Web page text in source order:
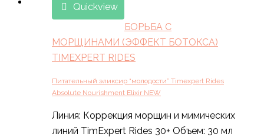
Quickview
БОРЬБА С
МОРЩИНАМИ (ЭФФЕКТ БОТОКСА)
TIMEXPERT RIDES
Питательный эликсир “молодости” Timexpert Rides
Absolute Nourishment Elixir NEW
Линия: Коррекция морщин и мимических
линий TimExpert Rides 30+ Объем: 30 мл